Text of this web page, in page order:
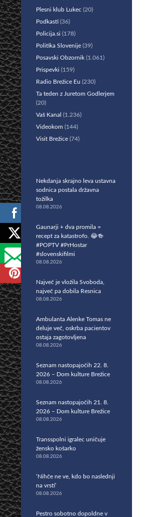
Plesni klub Lukec (20)
Podkasti (36)
Policija.si (178)
Politika Slovenije (39)
Posavski Obzornik (1.061)
Prispevki (159)
Radio Brežice Eu (230)
Ta teden z Juretom Godlerjem
(20)
Vaš Kanal (1.236)
Videokom (144)
Visit Brežice (74)
Nekdanja skrajno leva ustavna
sodnica postala državna
tožilka
08.08.2026
Gaunarji + dva promila =
recept za katastrofo. 😂🍻
#POPTV #PrHostar
#slovenskifilmi
08.08.2026
Največ je vložila Svoboda,
največ pa dobila Resnica
08.08.2026
Ambulanta Alenke Tomas ne
deluje več, oskrba pacientov
ostaja zagotovljena
08.08.2026
Seznam nastopajočih 22. 8.
2026 – Dom kulture Brežice
08.08.2026
Seznam nastopajočih 21. 8.
2026 – Dom kulture Brežice
08.08.2026
Transspolni igralec uničuje
žensko košarko
08.08.2026
‘Nihče ne ve, kdo bo naslednji
na vrsti’
08.08.2026
Pestro sobotno dopoldne v